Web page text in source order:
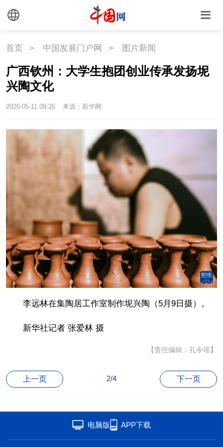
文化
时尚 旅游 铁路
悦读
助残 一带一路
湾区
联盟 心理 老年
首页 > 中国发展门户网 > 图片新闻
广西钦州：大学生抱团创业传承发扬坭
兴陶文化
2026-05-11 09:26 来源：新华网
李远林在集陶居工作室制作坭兴陶（5月9日摄）。
新华社记者 张爱林 摄
【责任编辑：孔令瑶】
上一页 2/4 下一页
电脑版 APP下载